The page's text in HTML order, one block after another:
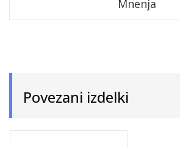
Mnenja
Povezani izdelki